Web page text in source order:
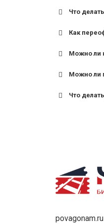
Что
Как
Можно ли
Можно ли
Что